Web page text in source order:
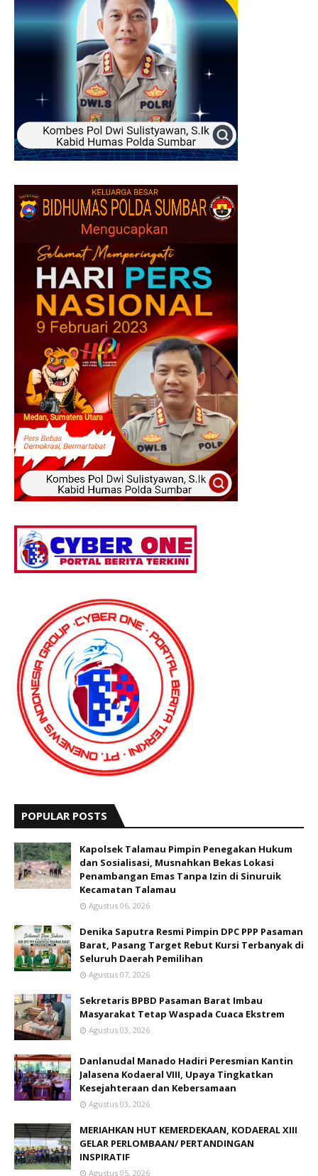
POPULAR POSTS
Kapolsek Talamau Pimpin Penegakan Hukum
dan Sosialisasi, Musnahkan Bekas Lokasi
Penambangan Emas Tanpa Izin di Sinuruik
Kecamatan Talamau
Agustus 06, 2026
Denika Saputra Resmi Pimpin DPC PPP Pasaman
Barat, Pasang Target Rebut Kursi Terbanyak di
Seluruh Daerah Pemilihan
Agustus 07, 2026
Sekretaris BPBD Pasaman Barat Imbau
Masyarakat Tetap Waspada Cuaca Ekstrem
Agustus 03, 2026
Danlanudal Manado Hadiri Peresmian Kantin
Jalasena Kodaeral VIII, Upaya Tingkatkan
Kesejahteraan dan Kebersamaan
Agustus 03, 2026
MERIAHKAN HUT KEMERDEKAAN, KODAERAL XIII
GELAR PERLOMBAAN/ PERTANDINGAN
INSPIRATIF
Agustus 05, 2026